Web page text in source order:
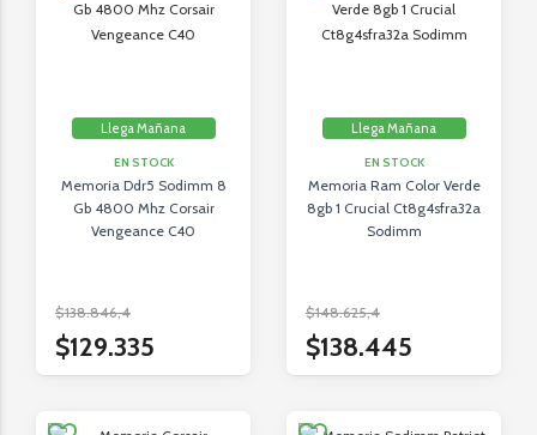
Llega Mañana
EN STOCK
Memoria Ddr5 Sodimm 8
Gb 4800 Mhz Corsair
Vengeance C40
$138.846,4
$129.335
Llega Mañana
EN STOCK
Memoria Ram Color Verde
8gb 1 Crucial Ct8g4sfra32a
Sodimm
$148.625,4
$138.445